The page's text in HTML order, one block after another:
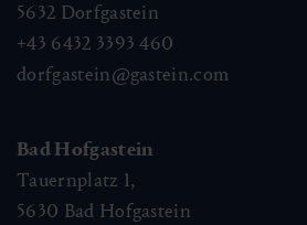
5632 Dorfgastein
+43 6432 3393 460
dorfgastein@gastein.com
Bad Hofgastein
Tauernplatz 1,
5630 Bad Hofgastein